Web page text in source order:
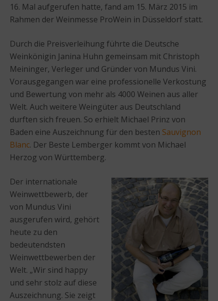
16. Mal aufgerufen hatte, fand am 15. März 2015 im
Rahmen der Weinmesse ProWein in Düsseldorf statt.
Durch die Preisverleihung führte die Deutsche
Weinkönigin Janina Huhn gemeinsam mit Christoph
Meininger, Verleger und Gründer von Mundus Vini.
Vorausgegangen war eine professionelle Verkostung
und Bewertung von mehr als 4000 Weinen aus aller
Welt. Auch weitere Weingüter aus Deutschland
durften sich freuen. So erhielt Michael Prinz von
Baden eine Auszeichnung für den besten Sauvignon
Blanc. Der Beste Lemberger kommt von Michael
Herzog von Württemberg.
Der internationale
Weinwettbewerb, der
von Mundus Vini
ausgerufen wird, gehört
heute zu den
bedeutendsten
Weinwettbewerben der
Welt. „Wir sind happy
und sehr stolz auf diese
Auszeichnung. Sie zeigt